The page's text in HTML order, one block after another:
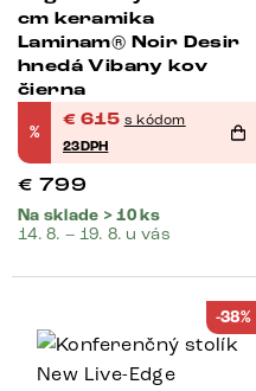
cm keramika
Laminam® Noir Desir
hnedá Vibany kov
čierna
%
€ 615 s kódom
23DPH
€ 799
Na sklade > 10 ks
14. 8. – 19. 8. u vás
-38%